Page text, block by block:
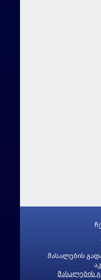
მასალების
მასალების